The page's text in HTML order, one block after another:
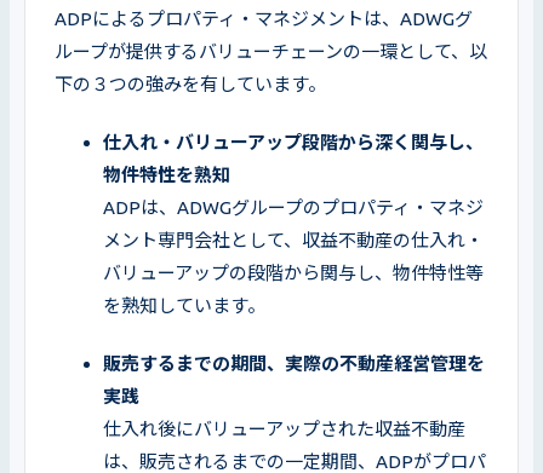
ADPによるプロパティ・マネジメントは、ADWGグ
ループが提供するバリューチェーンの一環として、以
下の３つの強みを有しています。
仕入れ・バリューアップ段階から深く関与し、
ADPは、ADWGグループのプロパティ・マネジ
メント専門会社として、収益不動産の仕入れ・
バリューアップの段階から関与し、物件特性等
を熟知しています。
販売するまでの期間、実際の不動産経営管理を
仕入れ後にバリューアップされた収益不動産
は、販売されるまでの一定期間、ADPがプロパ